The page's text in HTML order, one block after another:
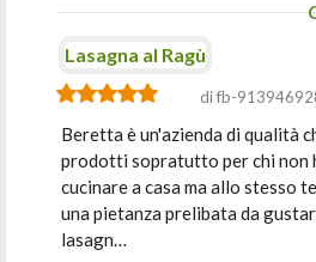
Lasagna al Ragù
di fb-
Beretta è un'azienda di qualità
prodotti sopratutto per chi non
cucinare a casa ma allo stesso
una pietanza prelibata da
lasagn…